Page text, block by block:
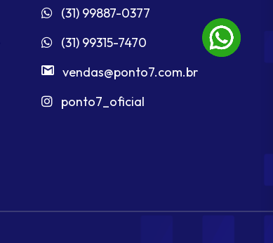
(31) 99887-0377
(31) 99315-7470
vendas@ponto7.com.br
ponto7_oficial